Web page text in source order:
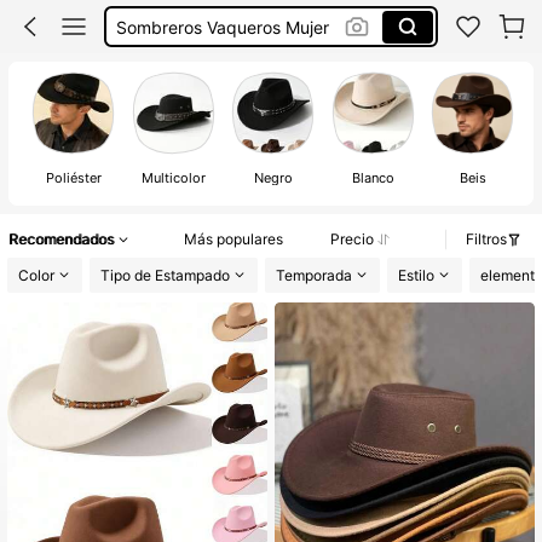
Sombrero Hombre
Sombrero Cowboy
Poliéster Multicolor Negro Blanco Beis
Recomendados Más populares Precio
Filtros
Color
Tipo de Estampado Temporada Estilo elemento